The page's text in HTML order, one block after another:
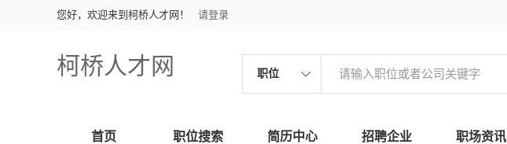
您好，欢迎来到柯桥人才网！ 请登录
柯桥人才网 职位
首页 职位搜索 简历中心 招聘企业 职场资讯